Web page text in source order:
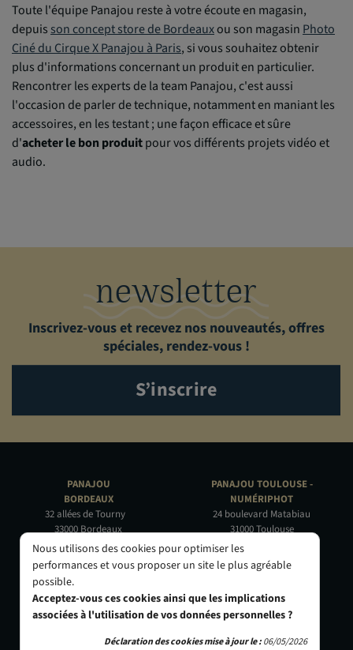
Toute l'équipe Panajou reste à votre écoute en magasin,
depuis son concept store de Bordeauxou son magasin Photo
Ciné du Cirque X Panajou à Paris, si vous souhaitez obtenir
plus d'informations concernant un produit en particulier.
Rencontrer les experts de la team Panajou, c'est aussi
l'occasion de parler de technique, notamment en maniant les
accessoires, en les testant ; une façon efficace et sûre
d'acheter le bon produitpour vos différents projets vidéo et
audio.
newsletter
Inscrivez-vous et recevez nos nouveautés, offres
spéciales, rendez-vous !
S’inscrire
PANAJOU
BORDEAUX
32 allées de Tourny
33000 Bordeaux
05 56 44 22 69
PANAJOU PARIS -
CIRQUE PHOTO
9, bd des Filles-du-Calvaire
75003 Paris
01 40 29 91 91
PANAJOU TOULOUSE -
NUMÉRIPHOT
24 boulevard Matabiau
31000 Toulouse
05 62 73 32 60
PANAJOU NICE -
OBJECTIF RIVIERA
24 Rue de l'Hôtel des Postes
06000 Nice
04 93 01 52 25
Nous utilisons des cookies pour optimiser les
performances et vous proposer un site le plus agréable
possible.
Acceptez-vous ces cookies ainsi que les implications
associées à l'utilisation de vos données personnelles ?
Déclaration des cookies mise à jour le :06/05/2026